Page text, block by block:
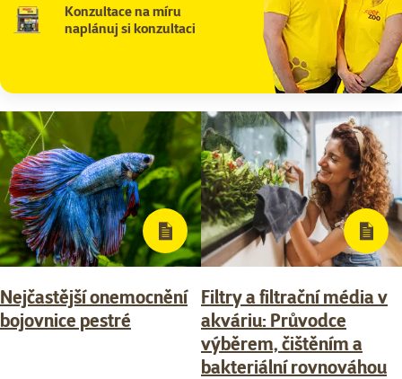
Konzultace na míru
naplánuj si konzultaci
Nejčastější onemocnění
bojovnice pestré
Filtry a filtrační média v
akváriu: Průvodce
výběrem, čištěním a
bakteriální rovnováhou